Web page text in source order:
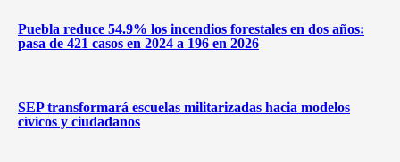
Puebla reduce 54.9% los incendios forestales en dos años:
pasa de 421 casos en 2024 a 196 en 2026
SEP transformará escuelas militarizadas hacia modelos
cívicos y ciudadanos